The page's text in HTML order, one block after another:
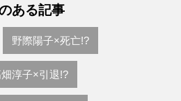
ある記事
野際陽子×死亡!?
畑淳子×引退!?